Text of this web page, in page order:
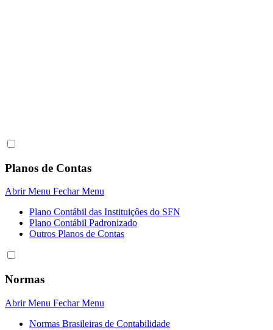
Planos de Contas
Abrir Menu Fechar Menu
Plano Contábil das Instituiçôes do SFN
Plano Contábil Padronizado
Outros Planos de Contas
Normas
Abrir Menu Fechar Menu
Normas Brasileiras de Contabilidade